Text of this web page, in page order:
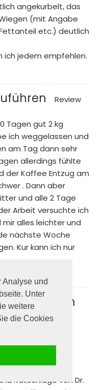
Analyse und
Unter
weitere
die Cookies
angekurbelt, das
(mit Angabe
etc.) deutlich
ich jedem empfehlen.
Review
Tagen gut 2 kg
ich weggelassen und
am Tag dann sehr
allerdings fühlte
der Kaffee Entzug am
. Dann aber
und alle 2 Tage
Arbeit versuchte ich
mir alles leichter und
nächste Woche
Kur kann ich nur
- vom
als
gemeinsam
Ratschläge von Dr.